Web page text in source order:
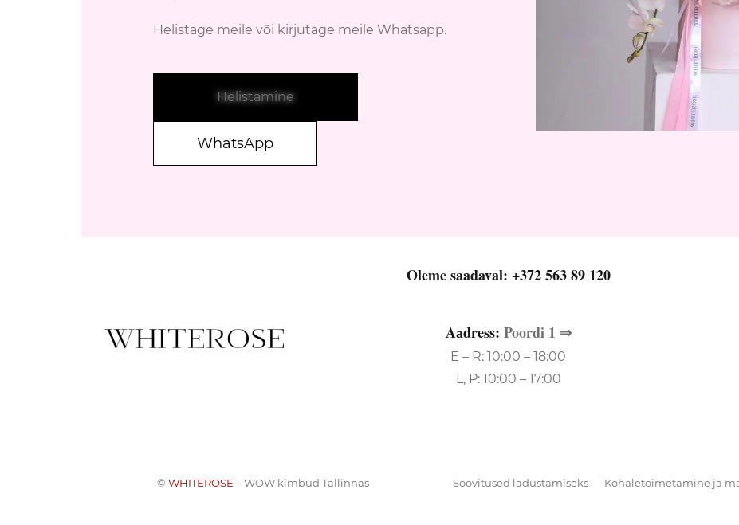
Helistage meile või kirjutage meile Whatsapp.
Helistamine
WhatsApp
Oleme saadaval: +372 563 89 120
Aаdress: Poordi 1 ⇒
E – R: 10:00 – 18:00
L, P: 10:00 – 17:00
© WHITEROSE – WOW kimbud Tallinnas Soovitused ladustamiseks Kohaletoimetamine ja